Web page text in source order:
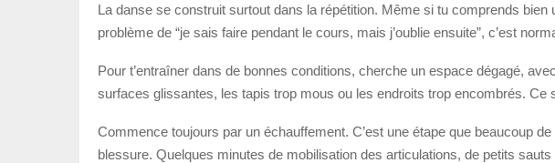
La danse se construit surtout dans la répétition. Même si tu comprends
problème de “je sais faire pendant le cours, mais j’oublie ensuite”, c’est
Pour t’entraîner dans de bonnes conditions, cherche un espace dégagé,
surfaces glissantes, les tapis trop mous ou les endroits trop encombrés.
Commence toujours par un échauffement. C’est une étape que beaucoup
blessure. Quelques minutes de mobilisation des articulations, de petits